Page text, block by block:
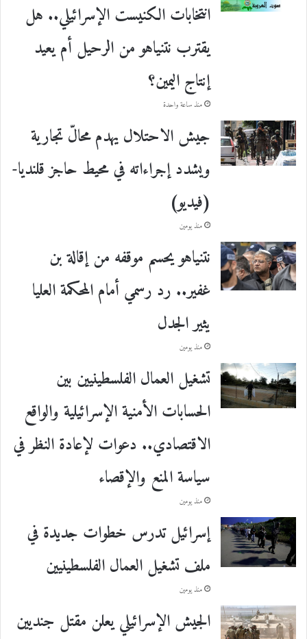
انتخابات الكنيست الإسرائيلي.. هل
يقترب نتنياهو من الرحيل أم يعيد
إنتاج اليمين؟
منذ ساعة واحدة
جيش الاحتلال يهدم محالّ تجارية
ويشدد إجراءاته في محيط حاجز قلنديا-
(فيديو)
منذ يومين
نتنياهو يحسم موقفه من إقالة بن
غفير.. رد رسمي أمام المحكمة العليا
يثير الجدل
منذ يومين
تشغيل العمال الفلسطينيين بين
الحسابات الأمنية الإسرائيلية والواقع
الاقتصادي.. دعوات لإعادة النظر في
سياسة المنع والإقصاء
منذ يومين
إسرائيل تدرس خطوات جديدة في
ملف تشغيل العمال الفلسطينيين
منذ يومين
الجيش الإسرائيلي يعلن مقتل جنديين